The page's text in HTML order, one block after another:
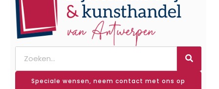
Speciale wensen, neem contact met ons op